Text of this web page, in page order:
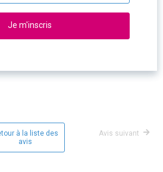
Je m'inscris
à la liste des
avis
Avis suivant